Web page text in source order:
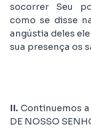
socorrer Seu
como se disse
angústia deles
sua presença os
II. Continuemos
DE NOSSO